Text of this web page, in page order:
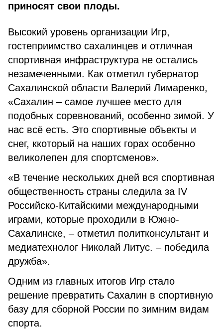
приносят свои плоды.
Высокий уровень организации Игр,
гостеприимство сахалинцев и отличная
спортивная инфраструктура не остались
незамеченными. Как отметил губернатор
Сахалинской области Валерий Лимаренко,
«Сахалин – самое лучшее место для
подобных соревнований, особенно зимой. У
нас всё есть. Это спортивные объекты и
снег, ккоторый на наших горах особенно
великолепен для спортсменов».
«В течение нескольких дней вся спортивная
общественность страны следила за IV
Российско-Китайскими международными
играми, которые проходили в Южно-
Сахалинске, – отметил политконсультант и
медиатехнолог Николай Литус. – победила
дружба».
Одним из главных итогов Игр стало
решение превратить Сахалин в спортивную
базу для сборной России по зимним видам
спорта.